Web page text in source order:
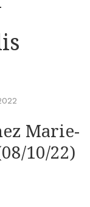
Marie-
10/22)